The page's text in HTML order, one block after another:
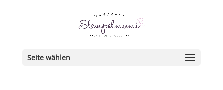
Seite wählen